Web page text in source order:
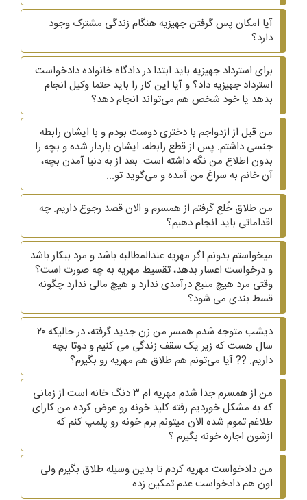
آیا امکان پس گرفتن جهیزیه هنگام زندگی مشترک وجود
دارد؟
برای استرداد جهیزیه باید ابتدا در دادگاه خانواده دادخواست
استرداد جهیزیه داد؟ و آیا این کار را باید حتما وکیل انجام
بدهد یا خود شخص هم می‌تواند انجام دهد؟
من قبل از ازدواجم با دختری دوست بودم و با ایشان رابطه
جنسی داشتم. پس از قطع رابطه، ایشان باردار شده و بچه را
بدون اطلاع من نگه داشته است. بعد از به دنیا آمدن بچه،
آن خانم به سراغ من آمده و می‌گوید تو...
من طلاق خُلع گرفتم از همسرم و الان قصد رجوع داریم. چه
اقداماتی باید انجام دهیم؟
میخواستم بدونم اگر مهریه عندالمطالبه باشد و مرد بیکار باشد
و درخواست اعسار بدهد، تقسیط مهریه به چه صورت است؟
وقتی مرد هیچ منبع درآمدی ندارد و هیچ مالی ندارد چگونه
قسط بندی می شود؟
دیشب متوجه شدم همسر من زن جدید گرفته، در حالیکه ۲۰
سال هست که زیر یک سقف زندگی می کنیم و دوتا بچه
داریم. ?? آیا می‌تونم هم طلاق هم مهریه رو بگیرم؟
من از همسرم جدا شدم مهریه ام ۳ دنگ خانه است از زمانی
که به مشکل خوردیم رفته کلید خونه رو عوض کرده من کارای
طلاغم تموم شده الان میتونم برم خونه رو پلمپ کنم که
ازشون اجاره خونه بگیرم ؟
من دادخواست مهریه کردم تا بدین وسیله طلاق بگیرم ولی
اون هم دادخواست عدم تمکین زده